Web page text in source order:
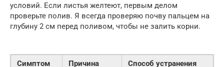
условий. Если листья желтеют, первым делом
проверьте полив. Я всегда проверяю почву пальцем на
глубину 2 см перед поливом, чтобы не залить корни.
Симптом Причина Способ устранения